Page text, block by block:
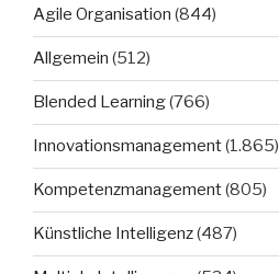
Agile Organisation (844)
Allgemein (512)
Blended Learning(766)
Innovationsmanagement(1.865)
Kompetenzmanagement(805)
Künstliche Intelligenz(487)